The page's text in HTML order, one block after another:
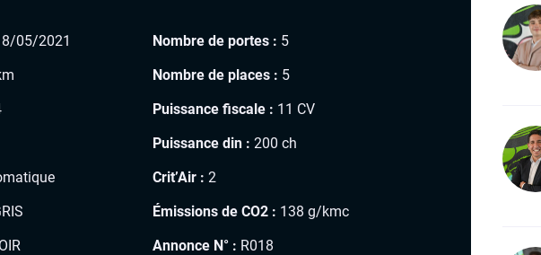
05/2021
Nombre de portes : 5
Nombre de places : 5
Puissance fiscale : 11 CV
Puissance din : 200 ch
Crit’Air : 2
Émissions de CO2 : 138 g/kmc
Annonce N° : R018